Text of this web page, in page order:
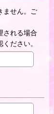
ません。ご
される場合
ださい。